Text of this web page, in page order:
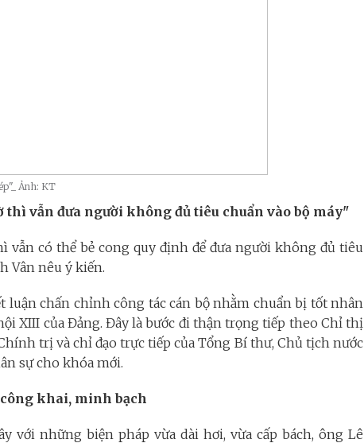
Ảnh: KT
thì vẫn đưa người không đủ tiêu chuẩn vào bộ máy"
có thể bẻ cong quy định để đưa người không đủ tiêu
Vân nêu ý kiến.
luận chấn chỉnh công tác cán bộ nhằm chuẩn bị tốt nhân
XIII của Đảng. Đây là bước đi thận trọng tiếp theo Chỉ thị
trị và chỉ đạo trực tiếp của Tổng Bí thư, Chủ tịch nước
sự cho khóa mới.
khai, minh bạch
với những biện pháp vừa dài hơi, vừa cấp bách, ông Lê